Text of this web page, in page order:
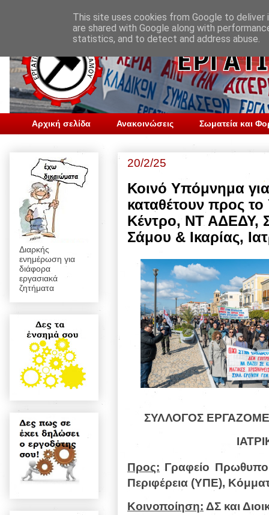
Αρχική σελίδα Ανακοινώσεις Σωματεία και
20/2/25
Κοινό Υπόμνημα
καταθέτουν προς το
Κέντρο, ΝΤ ΑΔΕΔΥ,
Σάμου & Ικαρίας,
ΣΥΛΛΟΓΟΣ
Προς: Γραφείο
Περιφέρεια (ΥΠΕ),
Κοινοποίηση: ΔΣ και
Διαρκής
ενημέρωση για
διάφορα
εργασιακά
ζητήματα
This site uses cookies from Google to
are shared with Google along with
statistics, and to detect and address abuse.